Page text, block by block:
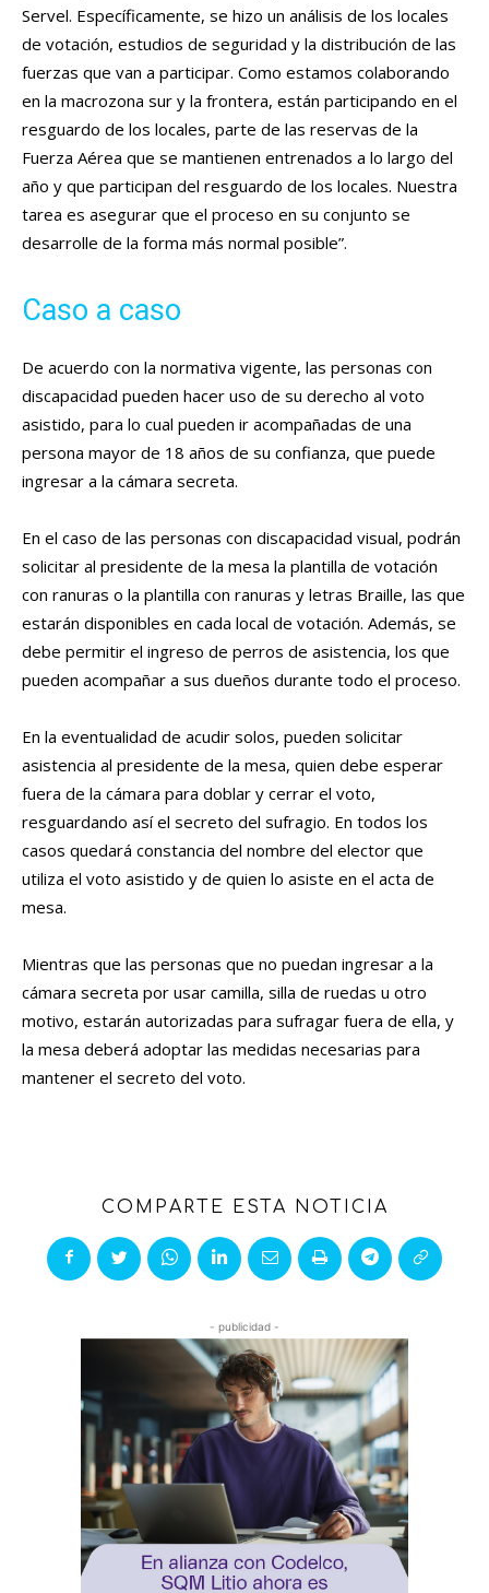
Servel. Específicamente, se hizo un análisis de los locales
de votación, estudios de seguridad y la distribución de las
fuerzas que van a participar. Como estamos colaborando
en la macrozona sur y la frontera, están participando en el
resguardo de los locales, parte de las reservas de la
Fuerza Aérea que se mantienen entrenados a lo largo del
año y que participan del resguardo de los locales. Nuestra
tarea es asegurar que el proceso en su conjunto se
desarrolle de la forma más normal posible”.
Caso a caso
De acuerdo con la normativa vigente, las personas con
discapacidad pueden hacer uso de su derecho al voto
asistido, para lo cual pueden ir acompañadas de una
persona mayor de 18 años de su confianza, que puede
ingresar a la cámara secreta.
En el caso de las personas con discapacidad visual, podrán
solicitar al presidente de la mesa la plantilla de votación
con ranuras o la plantilla con ranuras y letras Braille, las que
estarán disponibles en cada local de votación. Además, se
debe permitir el ingreso de perros de asistencia, los que
pueden acompañar a sus dueños durante todo el proceso.
En la eventualidad de acudir solos, pueden solicitar
asistencia al presidente de la mesa, quien debe esperar
fuera de la cámara para doblar y cerrar el voto,
resguardando así el secreto del sufragio. En todos los
casos quedará constancia del nombre del elector que
utiliza el voto asistido y de quien lo asiste en el acta de
mesa.
Mientras que las personas que no puedan ingresar a la
cámara secreta por usar camilla, silla de ruedas u otro
motivo, estarán autorizadas para sufragar fuera de ella, y
la mesa deberá adoptar las medidas necesarias para
mantener el secreto del voto.
COMPARTE ESTA NOTICIA
- publicidad -